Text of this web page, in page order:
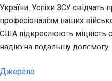
України. Успіхи ЗСУ свідчать
професіоналізм наших
США підкреслюють міцність
надію на подальшу допомогу.
Джерело